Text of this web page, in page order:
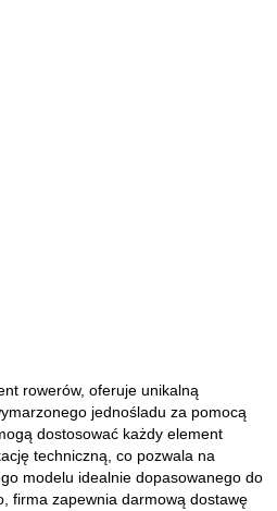
rowerów, oferuje unikalną
jednośladu za pomocą
dostosować każdy element
techniczną, co pozwala na
modelu idealnie dopasowanego do
firma zapewnia darmową dostawę